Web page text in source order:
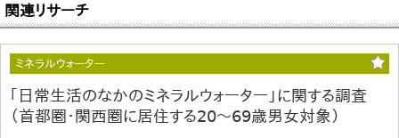
関連リサーチ
ミネラルウォーター
｢日常生活のなかのミネラルウォーター」に関する調査
（首都圏・関西圏に居住する20～69歳男女対象）